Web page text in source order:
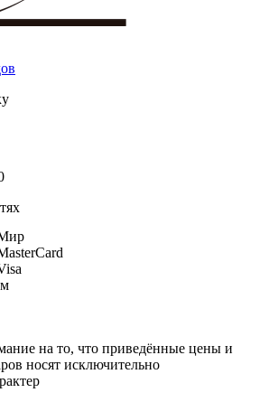
на то, что приведённые цены и
носят исключительно